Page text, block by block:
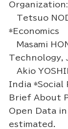
Tetsuo
*Economics
Masami
Technology,
Akio
India *Social
Brief About
Open Data
estimated.